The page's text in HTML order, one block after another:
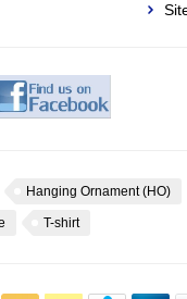
Hanging Ornament (HO)
T-shirt